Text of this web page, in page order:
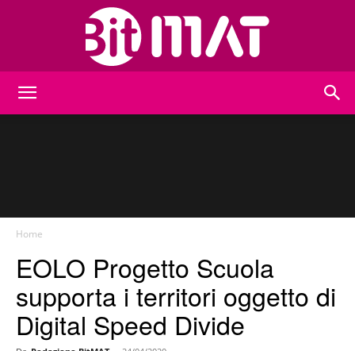
Home
EOLO Progetto Scuola
supporta i territori oggetto di
Digital Speed Divide